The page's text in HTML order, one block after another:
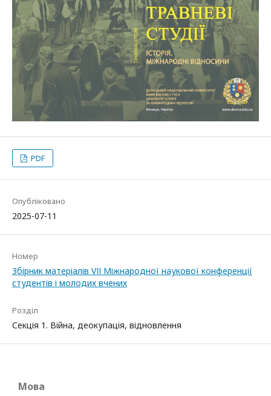
PDF
Опубліковано
2025-07-11
Номер
Збірник матеріалів VІІ Міжнародної наукової конференції
студентів і молодих вчених
Розділ
Секція 1. Війна, деокупація, відновлення
Мова